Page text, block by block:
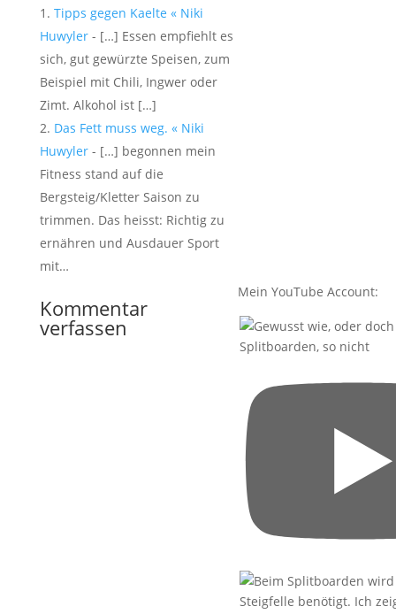
Tipps gegen Kaelte « Niki
Huwyler- […] Essen empfiehlt es
sich, gut gewürzte Speisen, zum
Beispiel mit Chili, Ingwer oder
Zimt. Alkohol ist […]
Das Fett muss weg. « Niki
Huwyler- […] begonnen mein
Fitness stand auf die
Bergsteig/Kletter Saison zu
trimmen. Das heisst: Richtig zu
ernähren und Ausdauer Sport
mit…
Kommentar
verfassen
Mein YouTube Account:
Splitboarden, so nicht